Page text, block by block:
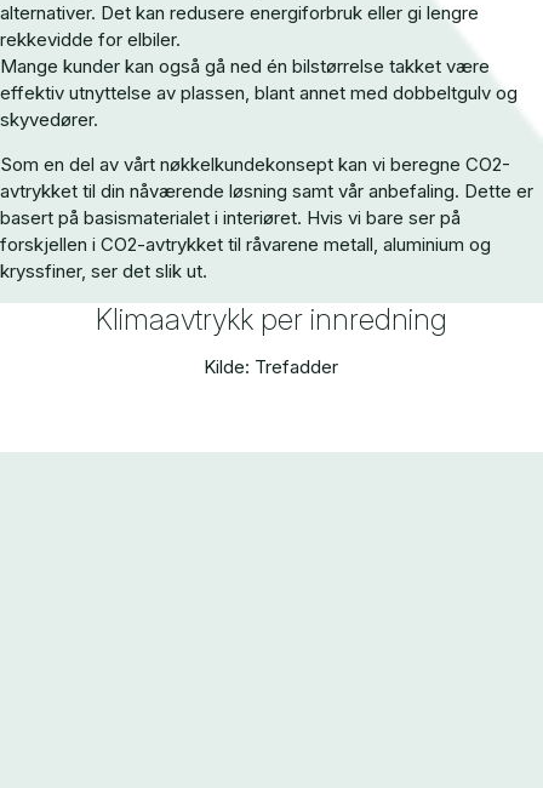
alternativer. Det kan redusere energiforbruk eller gi lengre
rekkevidde for elbiler.
Mange kunder kan også gå ned én bilstørrelse takket være
effektiv utnyttelse av plassen, blant annet med dobbeltgulv og
skyvedører.
Som en del av vårt nøkkelkundekonsept kan vi beregne CO2-
avtrykket til din nåværende løsning samt vår anbefaling. Dette er
basert på basismaterialet i interiøret. Hvis vi bare ser på
forskjellen i CO2-avtrykket til råvarene metall, aluminium og
kryssfiner, ser det slik ut.
Klimaavtrykk per innredning
Kilde: Trefadder